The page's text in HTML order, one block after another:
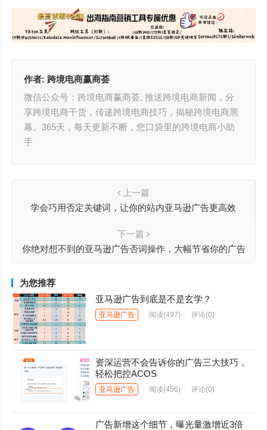
作者: 跨境电商赢商荟
微信公众号：跨境电商赢商荟, 推送跨境电商新闻，分
享跨境电商干货，传递跨境电商技巧，揭秘跨境电商黑
幕。365天，每天更新不断，您口袋里的跨境电商小助
手
上一篇
学会巧用否定关键词，让你的站内亚马逊广告更高效
下一篇
你绝对想不到的亚马逊广告否词操作，大幅节省你的广告
为您推荐
亚马逊广告到底是不是玄学？
亚马逊广告 阅读(497) 评论(0)
资深运营不会告诉你的广告三大技巧，
轻松把控ACOS
亚马逊广告 阅读(456) 评论(0)
广告新增这个细节，曝光量激增近3倍